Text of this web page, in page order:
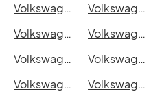
Volkswagen Golf GTI Performance i Karlskrona
Volkswagen Golf GTI Performance i Karlstad
Volkswagen Golf GTI Performance i Umeå
Volkswagen Golf GTI Performance i Varberg
Volkswagen Golf GTI Performance i Gävle
Volkswagen Golf GTI Performance i Luleå
Volkswagen Golf GTI Performance i Uddevalla
Volkswagen Golf GTI Performance i Västervik